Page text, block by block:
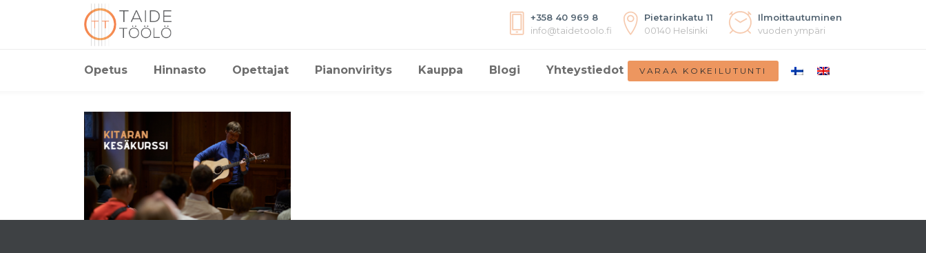
+358 40 969 8
info@taidetoolo.fi
Pietarinkatu 11
00140 Helsinki
Ilmoittautuminen
vuoden ympäri
Opetus Hinnasto Opettajat Pianonviritys Kauppa Blogi Yhteystiedot VARAA KOKEILUTUNTI